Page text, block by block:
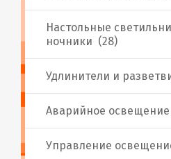
Аварийное освещение
Настольные
ночники (28)
Удлинители и
Управление